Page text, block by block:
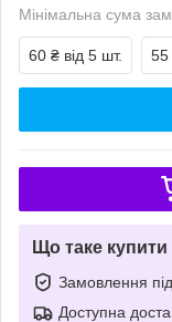
Мінімальна сума
60 ₴ від 5 шт. 55
Що таке
Замовлення
Доступна